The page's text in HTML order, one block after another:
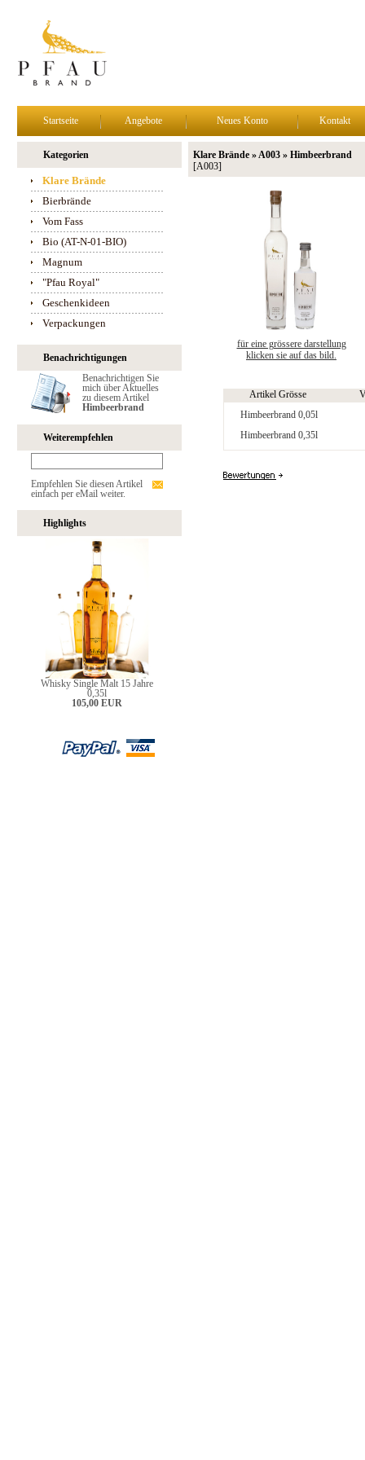
Startseite Angebote Neues Konto Kontakt
Kategorien
Klare Brände
Bierbrände
Vom Fass
Bio (AT-N-01-BIO)
Magnum
"Pfau Royal"
Geschenkideen
Verpackungen
Benachrichtigungen
Benachrichtigen Sie
mich über Aktuelles
zu diesem Artikel
Himbeerbrand
Weiterempfehlen
Empfehlen Sie diesen Artikel
einfach per eMail weiter.
Highlights
Whisky Single Malt 15 Jahre
0,35l
105,00 EUR
Klare Brände » A003 » Himbeerbrand
[A003]
für eine grössere darstellung
klicken sie auf das bild.
Artikel Grösse
Himbeerbrand 0,05l
Himbeerbrand 0,35l